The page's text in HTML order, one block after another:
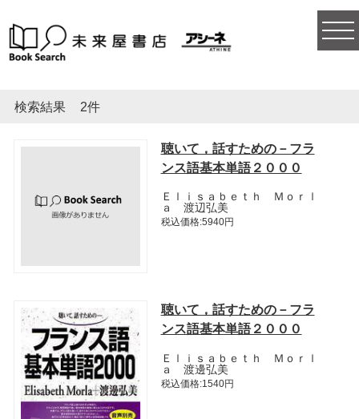
検索結果 2件
聴いて，話すための－フラ
ンス語基本単語２０００
Ｅｌｉｓａｂｅｔｈ Ｍｏｒｌ
ａ 渡辺弘美
税込価格:5940円
聴いて，話すための－フラ
ンス語基本単語２０００
Ｅｌｉｓａｂｅｔｈ Ｍｏｒｌ
ａ 渡邊弘美
税込価格:1540円